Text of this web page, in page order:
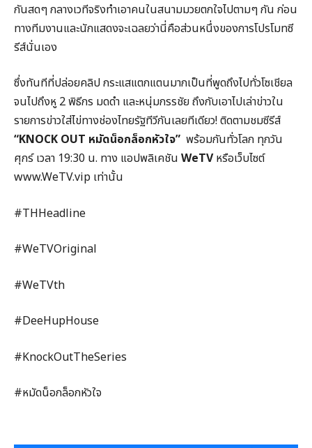
กันสดๆ กลางเวทีจริงทำเอาคนในสนามมวยตกใจไปตามๆ กัน ก่อน
ทางทีมงานและนักแสดงจะเฉลยว่านี่คือส่วนหนึ่งของการโปรโมทซี
รีส์นั่นเอง
ซึ่งทันทีที่ปล่อยคลิป กระแสแตกแตนมากเป็นที่พูดถึงไปทั่วโซเชียล
จนไปถึงหู 2 พิธีกร มดดำ และหนุ่มกรรชัย ถึงกับเอาไปเล่าข่าวใน
รายการข่าวใส่ไข่ทางช่องไทยรัฐทีวีกันเลยทีเดียว! ติดตามชมซีรีส์
“KNOCK OUT หมัดน็อกล็อกหัวใจ” พร้อมกันทั่วโลก ทุกวัน
ศุกร์ เวลา 19:30 น. ทาง แอปพลิเคชัน WeTVหรือเว็บไซต์
www.WeTV.vip เท่านั้น
#THHeadline
#WeTVOriginal
#WeTVth
#DeeHupHouse
#KnockOutTheSeries
#หมัดน็อกล็อกหัวใจ